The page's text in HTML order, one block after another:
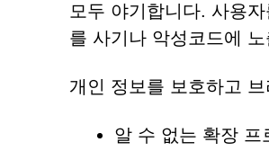
모두 야기합니다. 사용
를 사기나 악성코드에
개인 정보를 보호하고
알 수 없는 확장 프